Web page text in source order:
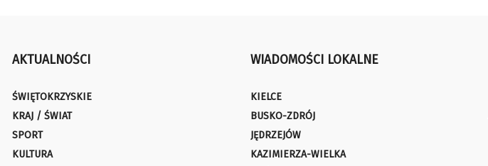
AKTUALNOŚCI
ŚWIĘTOKRZYSKIE
KRAJ / ŚWIAT
SPORT
KULTURA
WIADOMOŚCI LOKALNE
KIELCE
BUSKO-ZDRÓJ
JĘDRZEJÓW
KAZIMIERZA-WIELKA